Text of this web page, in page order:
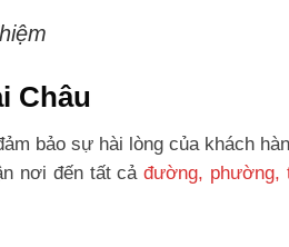
Châu
bảo sự hài lòng của khách
nơi đến tất cảđường, phường,